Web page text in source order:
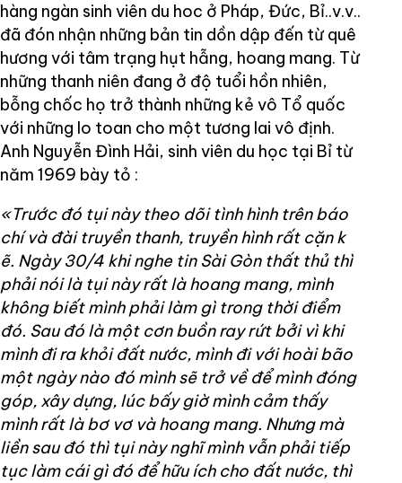
hàng ngàn sinh viên du hoc ở Pháp, Đức, Bỉ..v.v..
đã đón nhận những bản tin dồn dập đến từ quê
hương với tâm trạng hụt hẫng, hoang mang. Từ
những thanh niên đang ở độ tuổi hồn nhiên,
bỗng chốc họ trở thành những kẻ vô Tổ quốc
với những lo toan cho một tương lai vô định.
Anh Nguyễn Đình Hải, sinh viên du học tại Bỉ từ
năm 1969 bày tỏ :
«Trước đó tụi này theo dõi tình hình trên báo
chí và đài truyền thanh, truyền hình rất cặn k
ẽ. Ngày 30/4 khi nghe tin Sài Gòn thất thủ thì
phải nói là tụi này rất là hoang mang, mình
không biết mình phải làm gì trong thời điểm
đó. Sau đó là một cơn buồn ray rứt bởi vì khi
mình đi ra khỏi đất nước, mình đi với hoài bão
một ngày nào đó mình sẽ trở về để mình đóng
góp, xây dựng, lúc bấy giờ mình cảm thấy
mình rất là bơ vơ và hoang mang. Nhưng mà
liền sau đó thì tụi này nghĩ mình vẫn phải tiếp
tục làm cái gì đó để hữu ích cho đất nước, thì